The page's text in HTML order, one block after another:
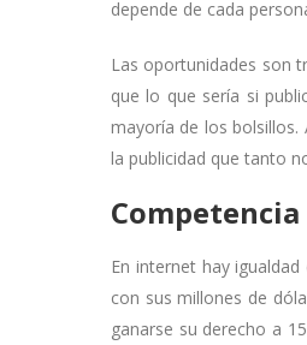
depende de cada
Las oportunidades son
que lo que sería si
mayoría de los bolsillos.
la publicidad que tanto
Competencia
En internet hay
con sus millones de
ganarse su derecho a